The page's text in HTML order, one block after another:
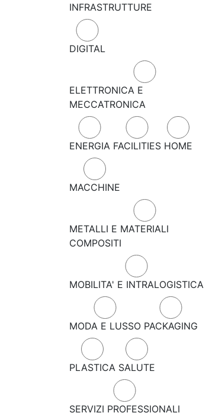
INFRASTRUTTURE
DIGITAL
ELETTRONICA E
MECCATRONICA
ENERGIA FACILITIES HOME
MACCHINE
METALLI E MATERIALI
COMPOSITI
MOBILITA' E INTRALOGISTICA
MODA E LUSSO PACKAGING
PLASTICA SALUTE
SERVIZI PROFESSIONALI